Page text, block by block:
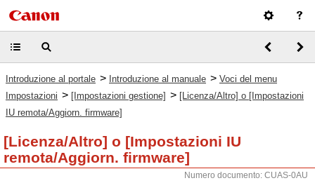
Introduzione al portale > Introduzione al manuale > Voci del menu
Impostazioni > [Impostazioni gestione] > [Licenza/Altro] o [Impostazioni
IU remota/Aggiorn. firmware]
[Licenza/Altro] o [Impostazioni IU
remota/Aggiorn. firmware]
Numero documento: CUAS-0AU